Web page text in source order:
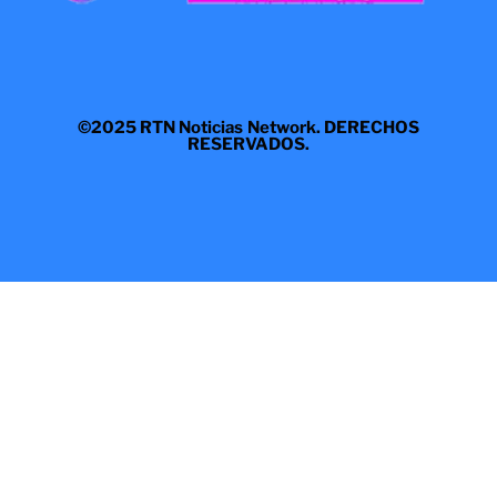
©2025 RTN Noticias Network. DERECHOS
RESERVADOS.